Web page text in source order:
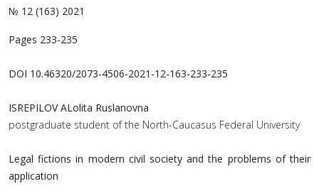
№ 12 (163) 2021
Pages 233-235
DOI 10.46320/2073-4506-2021-12-163-233-235
ISREPILOV ALolita Ruslanovna
postgraduate student of the North-Caucasus Federal University
Legal fictions in modern civil society and the problems of their
application